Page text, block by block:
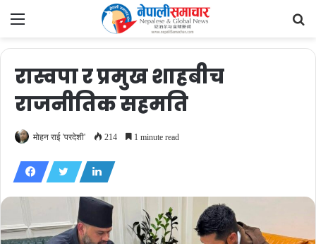
Menu
रास्वपा र प्रमुख शाहबीच
राजनीतिक सहमति
मोहन राई 'परदेशी' 214 1 minute read